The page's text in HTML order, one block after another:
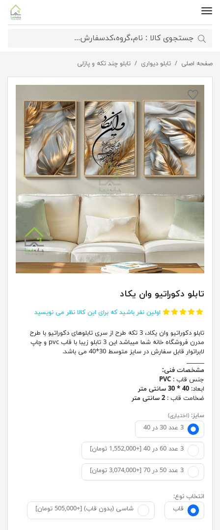
صفحه اصلی تابلو دیواری تابلو چند تکه و پازلی تابلو دکوراتیو وان یکاد
تابلو دکوراتیو وان یکاد
اولین نفر باشید که برای این کالا نظر می نویسید
تابلو دکوراتیو وان یکاد، 3 تکه طرح از سری تابلوهای دکوراتیو با طرح
مدرن فروشگاه خانه شما میباشد این 3 تابلو زیبا با قاب pvc و چاپ
لابراتوار قابل سفارش در سایز متوسط 30*40 می باشد.
______
مشخصات فنی:
جنس قاب : PVC
ابعاد: 40 * 30 سانتی متر
ضخامت قاب : 2 سانتی متر
سایز: (اختیاری)
3 عدد 30 در 40
3 عدد 60 در 40 [+1,552,000 تومان]
3 عدد 50 در 70 [+3,074,000 تومان]
انتخاب نوع:
قاب
شاسی (بدون قاب) [+505,000 تومان]